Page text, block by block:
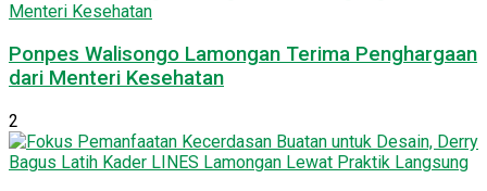
Ponpes Walisongo Lamongan Terima Penghargaan
dari Menteri Kesehatan
2